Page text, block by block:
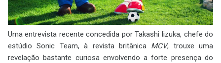
Uma entrevista recente concedida por Takashi Iizuka, chefe do
estúdio Sonic Team, à revista britânica MCV, trouxe uma
revelação bastante curiosa envolvendo a forte presença do